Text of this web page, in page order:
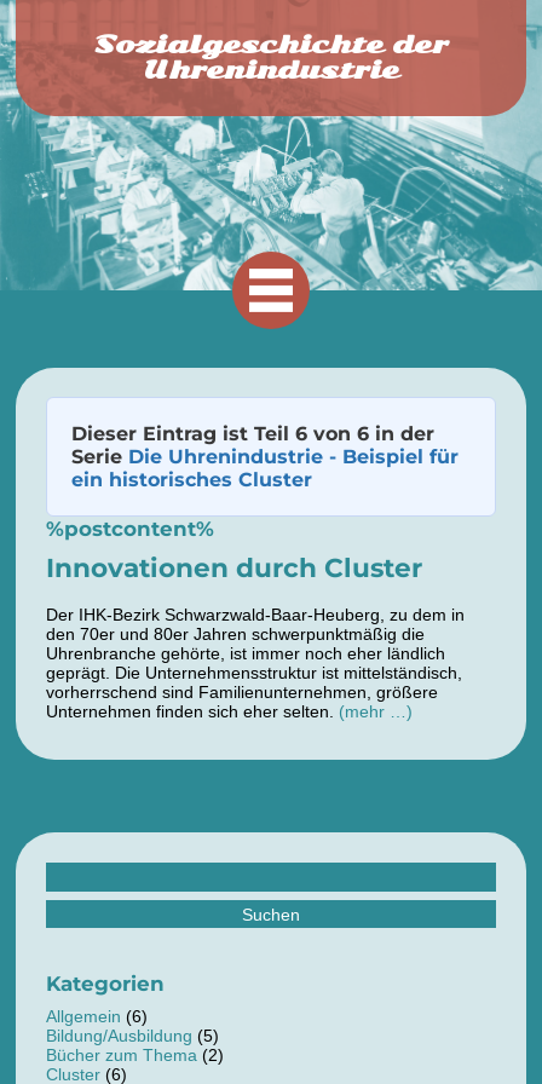
Sozialgeschichte der
Uhrenindustrie
Dieser Eintrag ist Teil 6 von 6 in der
Serie Die Uhrenindustrie - Beispiel für
ein historisches Cluster
%postcontent%
Innovationen durch Cluster
Der IHK-Bezirk Schwarzwald-Baar-Heuberg, zu dem in
den 70er und 80er Jahren schwerpunktmäßig die
Uhrenbranche gehörte, ist immer noch eher ländlich
geprägt. Die Unternehmensstruktur ist mittelständisch,
vorherrschend sind Familienunternehmen, größere
Unternehmen finden sich eher selten. (mehr …)
nach:
Kategorien
Allgemein (6)
Bildung/Ausbildung (5)
Bücher zum Thema (2)
Cluster(6)